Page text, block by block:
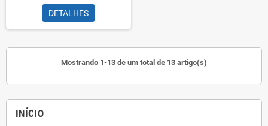
INÍCIO
DETALHES
Mostrando 1-13 de um total de 13 artigo(s)